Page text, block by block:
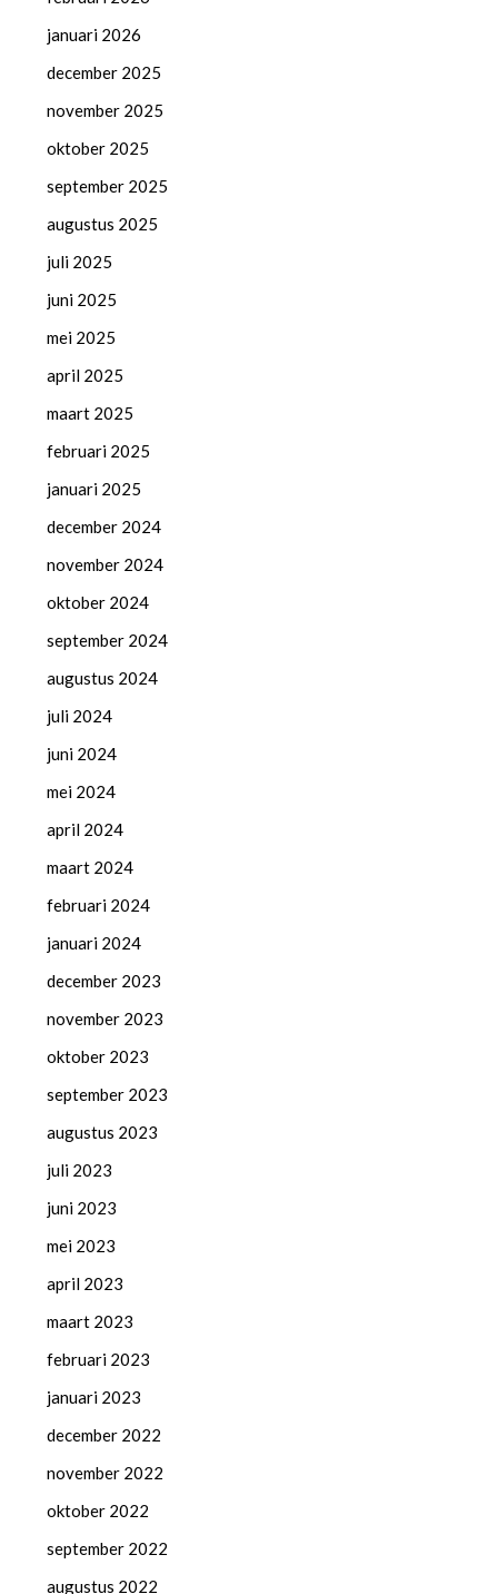
januari 2026
december 2025
november 2025
oktober 2025
september 2025
augustus 2025
juli 2025
juni 2025
mei 2025
april 2025
maart 2025
februari 2025
januari 2025
december 2024
november 2024
oktober 2024
september 2024
augustus 2024
juli 2024
juni 2024
mei 2024
april 2024
maart 2024
februari 2024
januari 2024
december 2023
november 2023
oktober 2023
september 2023
augustus 2023
juli 2023
juni 2023
mei 2023
april 2023
maart 2023
februari 2023
januari 2023
december 2022
november 2022
oktober 2022
september 2022
augustus 2022